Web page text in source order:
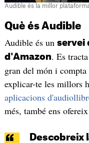
Audible és la millor
Què és Audible
Audible és un servei
d'Amazon. Es
gran del món i compta
explicar-te les millors
aplicacions
més, també ens
Descobreix